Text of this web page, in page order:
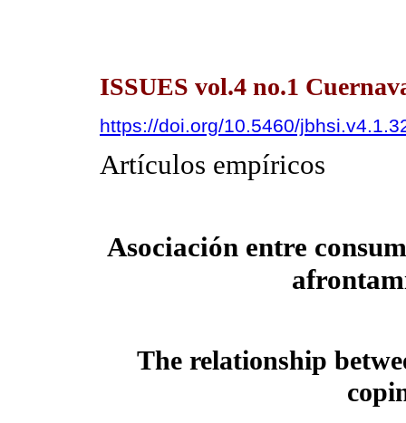
ISSUES vol.4 no.1
https://doi.org/10.5460/
Artículos empíricos
Asociación entre
The relationship